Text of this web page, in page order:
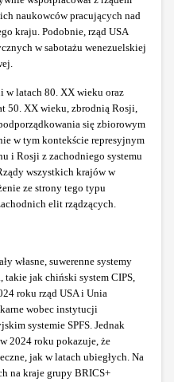
naukowców pracujących nad
kraju. Podobnie, rząd USA
w sabotażu wenezuelskiej
w latach 80. XX wieku oraz
50. XX wieku, zbrodnią Rosji,
się zbiorowym
w tym kontekście represyjnym
i Rosji z zachodniego systemu
wszystkich krajów w
ze strony tego typu
elit rządzących.
własne, suwerenne systemy
takie jak chiński system CIPS,
roku rząd USA i Unia
wobec instytucji
systemie SPFS. Jednak
2024 roku pokazuje, że
jak w latach ubiegłych. Na
na kraje grupy BRICS+